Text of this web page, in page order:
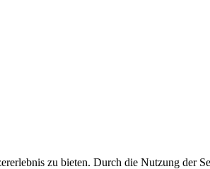
zu bieten. Durch die Nutzung der